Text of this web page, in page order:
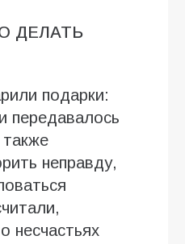
ДЕЛАТЬ
подарки:
передавалось
неправду,
несчастьях